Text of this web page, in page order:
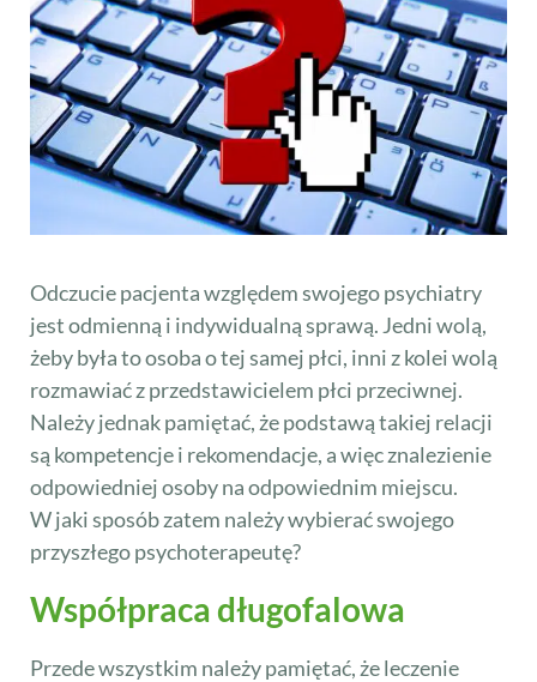
Odczucie pacjenta względem swojego psychiatry
jest odmienną i indywidualną sprawą. Jedni wolą,
żeby była to osoba o tej samej płci, inni z kolei wolą
rozmawiać z przedstawicielem płci przeciwnej.
Należy jednak pamiętać, że podstawą takiej relacji
są kompetencje i rekomendacje, a więc znalezienie
odpowiedniej osoby na odpowiednim miejscu.
W jaki sposób zatem należy wybierać swojego
przyszłego psychoterapeutę?
Współpraca długofalowa
Przede wszystkim należy pamiętać, że leczenie